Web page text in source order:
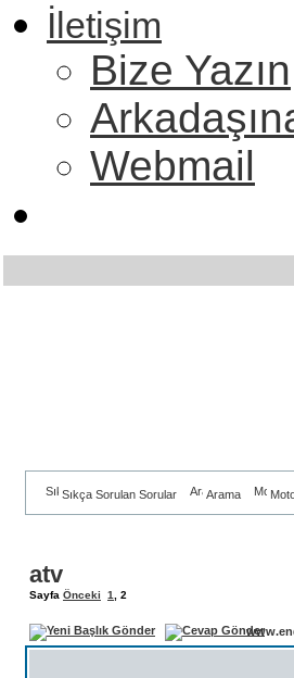
İletişim
Bize Yazın
Webmail
Sıkça Sorulan Sorular Arama
atv
Sayfa Önceki 1 2